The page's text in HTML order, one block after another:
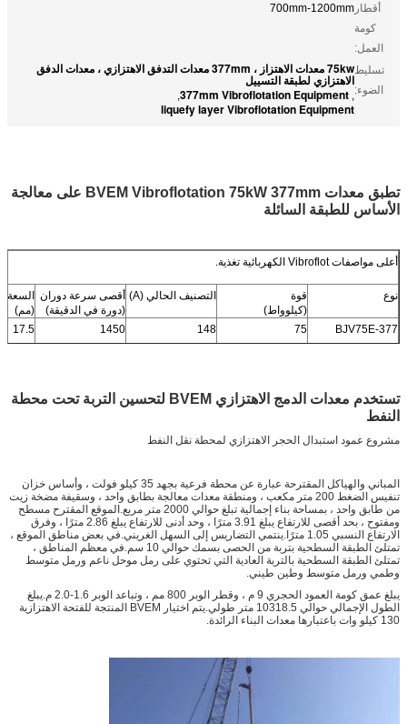
أقطار
كومة
العمل:
700mm-1200mm
تسليط
الضوء:
75kw معدات الاهتزاز ، 377mm معدات التدفق الاهتزازي ، معدات الدفق
الاهتزازي لطبقة التسييل
,
377mm Vibroflotation Equipment
,
liquefy layer Vibroflotation Equipment
تطبق معدات BVEM Vibroflotation 75kW 377mm على معالجة
الأساس للطبقة السائلة
أعلى مواصفات Vibroflot الكهربائية تغذية.
نوع
قوة
(كيلوواط)
التصنيف الحالي (A)
أقصى سرعة دوران
(دورة في الدقيقة)
السعة
(مم)
BJV75E-377
75
148
1450
17.5
تستخدم معدات الدمج الاهتزازي BVEM لتحسين التربة تحت محطة
النفط
مشروع عمود استبدال الحجر الاهتزازي لمحطة نقل النفط
المباني والهياكل المقترحة عبارة عن محطة فرعية بجهد 35 كيلو فولت ، وأساس خزان
تنفيس الضغط 200 متر مكعب ، ومنطقة معدات معالجة بطابق واحد ، وسقيفة مضخة زيت
من طابق واحد ، بمساحة بناء إجمالية تبلغ حوالي 2000 متر مربع.الموقع المقترح مسطح
ومفتوح ، بحد أقصى للارتفاع يبلغ 3.91 مترًا ، وحد أدنى للارتفاع يبلغ 2.86 مترًا ، وفرق
الارتفاع النسبي 1.05 مترًا.ينتمي التضاريس إلى السهل الغريني.في بعض مناطق الموقع ،
تمتلئ الطبقة السطحية بتربة من الحصى بسمك حوالي 10 سم.في معظم المناطق ،
تمتلئ الطبقة السطحية بالتربة العادية التي تحتوي على رمل موحل ناعم ورمل متوسط ​​
وطمي ورمل متوسط ​​وطين طيني.
يبلغ عمق كومة العمود الحجري 9 م ، وقطر الوبر 800 مم ، وتباعد الوبر 1.6-2.0 م.يبلغ
الطول الإجمالي حوالي 10318.5 متر طولي.يتم اختيار BVEM المنتجة للفتحة الاهتزازية
130 كيلو وات باعتبارها معدات البناء الرائدة.